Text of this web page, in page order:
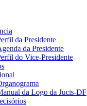
da Presidente
da Presidente
do Vice-Presidente
da Logo da Jucis-DF